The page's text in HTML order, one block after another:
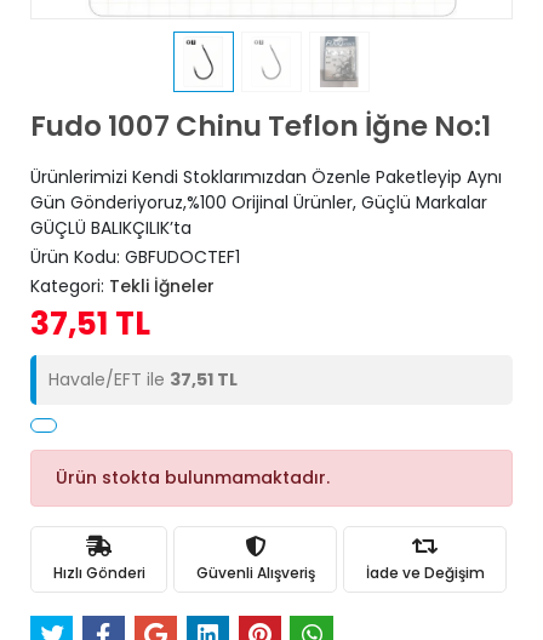
Fudo 1007 Chinu Teflon İğne No:1
Ürünlerimizi Kendi Stoklarımızdan Özenle Paketleyip Aynı
Gün Gönderiyoruz,%100 Orijinal Ürünler, Güçlü Markalar
GÜÇLÜ BALIKÇILIK’ta
Ürün Kodu: GBFUDOCTEF1
Kategori: Tekli İğneler
37,51 TL
Havale/EFT ile 37,51 TL
Ürün stokta bulunmamaktadır.
Hızlı Gönderi Güvenli Alışveriş İade ve Değişim